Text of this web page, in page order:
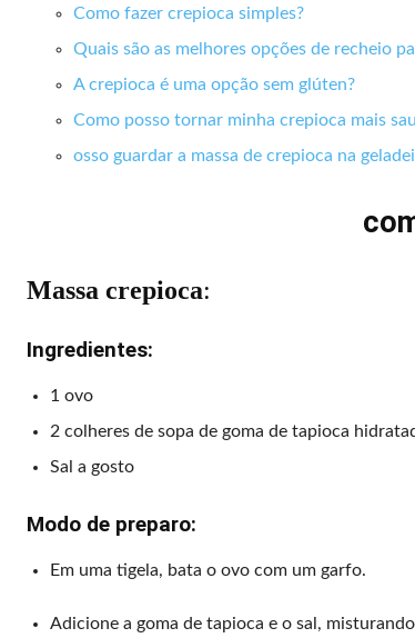
Como fazer crepioca simples?
Quais são as melhores opções de recheio
A crepioca é uma opção sem glúten?
Como posso tornar minha crepioca mais
osso guardar a massa de crepioca na
Massa crepioca:
Ingredientes:
1 ovo
2 colheres de sopa de goma de tapioca
Sal a gosto
Modo de preparo:
Em uma tigela, bata o ovo com um garfo.
Adicione a goma de tapioca e o sal,